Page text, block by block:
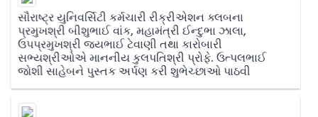
સૌરાષ્ટ્ર યુનિવર્સિટી કર્મચારી રીક્રીએશન ક્લબના
પ્રમુખશ્રી બીશુભાઈ વાંક, મહામંત્રી ઈન્દુભા ઝાલા,
ઉપપ્રમુખશ્રી જયભાઈ ટેવાણી તથા કારોબારી
સભ્યશ્રીઓએ માનનીય કુલપતિશ્રી પ્રોફે. ઉત્પલભાઈ
જોશી સાહેબને પુસ્તક અર્પણ કરી શુભેચ્છાઓ પાઠવી